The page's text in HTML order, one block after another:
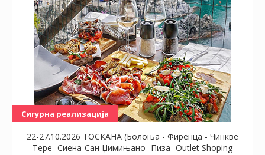
Сигурна реализација
22-27.10.2026 ТОСКАНА (Болоња - Фиренца - Чинкве
Тере -Сиена-Сан Џимињано- Пиза- Outlet Shoping